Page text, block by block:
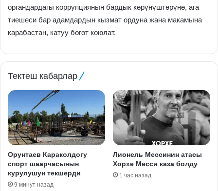
органдардагы коррупциянын бардык көрүнүштөрүнө, ага
тиешеси бар адамдардын кызмат ордуна жана макамына
карабастан, катуу бөгөт коюлат.
Тектеш кабарлар
Орунтаев Караколдогу
спорт шаарчасынын
курулушун текшерди
9 минут назад
Лионель Мессинин атасы
Хорхе Месси каза болду
1 час назад